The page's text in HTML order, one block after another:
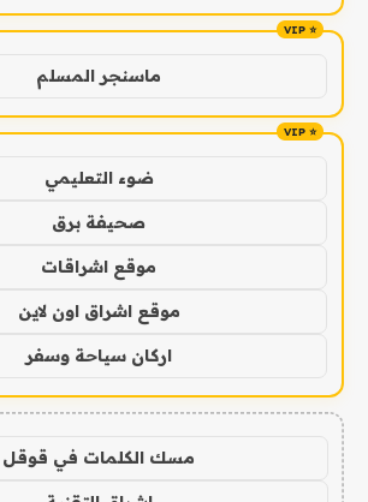
ماسنجر المسلم
ضوء التعليمي
صحيفة برق
موقع اشراقات
موقع اشراق اون لاين
اركان سياحة وسفر
مسك الكلمات في قوقل